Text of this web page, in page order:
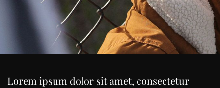
Lorem ipsum dolor sit amet, consectetur